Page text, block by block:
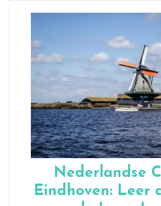
Nederlandse
Eindhoven: Leer